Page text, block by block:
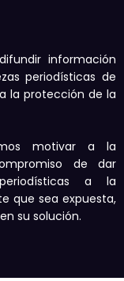
información
periodísticas de
la protección de la
motivar a la
de dar
a la
que sea expuesta,
su solución.